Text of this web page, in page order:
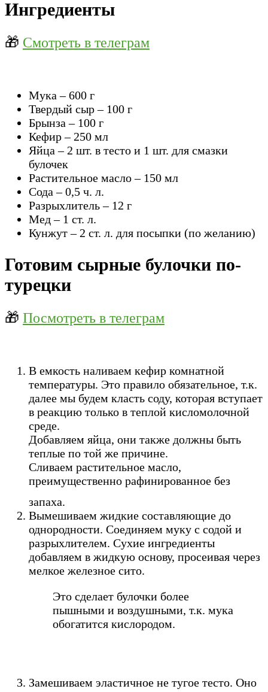
Ингредиенты
🎁 Смотреть в телеграм
Мука – 600 г
Твердый сыр – 100 г
Брынза – 100 г
Кефир – 250 мл
Яйца – 2 шт. в тесто и 1 шт. для смазки
булочек
Растительное масло – 150 мл
Сода – 0,5 ч. л.
Разрыхлитель – 12 г
Мед – 1 ст. л.
Кунжут – 2 ст. л. для посыпки (по желанию)
Готовим сырные булочки по-
турецки
🎁 Посмотреть в телеграм
В емкость наливаем кефир комнатной
температуры. Это правило обязательное, т.к.
далее мы будем класть соду, которая вступает
в реакцию только в теплой кисломолочной
среде.
Добавляем яйца, они также должны быть
теплые по той же причине.
Сливаем растительное масло,
преимущественно рафинированное без
запаха.
Вымешиваем жидкие составляющие до
однородности. Соединяем муку с содой и
разрыхлителем. Сухие ингредиенты
добавляем в жидкую основу, просеивая через
мелкое железное сито.
Это сделает булочки более
пышными и воздушными, т.к. мука
обогатится кислородом.
Замешиваем эластичное не тугое тесто. Оно